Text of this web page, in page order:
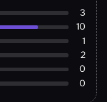
3
10
1
2
0
0